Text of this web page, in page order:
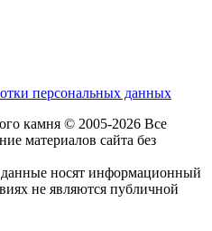
персональных данных
камня © 2005-2026 Все
материалов сайта без
данные носят информационный
не являются публичной